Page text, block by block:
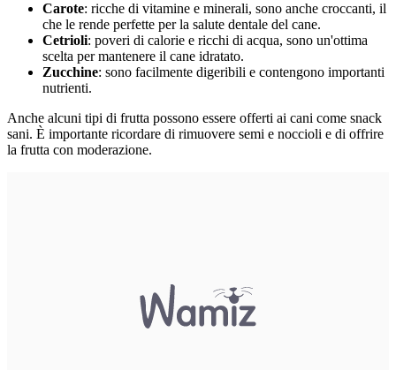
Carote: ricche di vitamine e minerali, sono anche croccanti, il
che le rende perfette per la salute dentale del cane.
Cetrioli: poveri di calorie e ricchi di acqua, sono un'ottima
scelta per mantenere il cane idratato.
Zucchine: sono facilmente digeribili e contengono importanti
nutrienti.
Anche alcuni tipi di frutta possono essere offerti ai cani come snack
sani. È importante ricordare di rimuovere semi e noccioli e di offrire
la frutta con moderazione.